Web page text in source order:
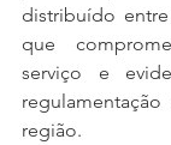
distribuído
que
serviço e
região.